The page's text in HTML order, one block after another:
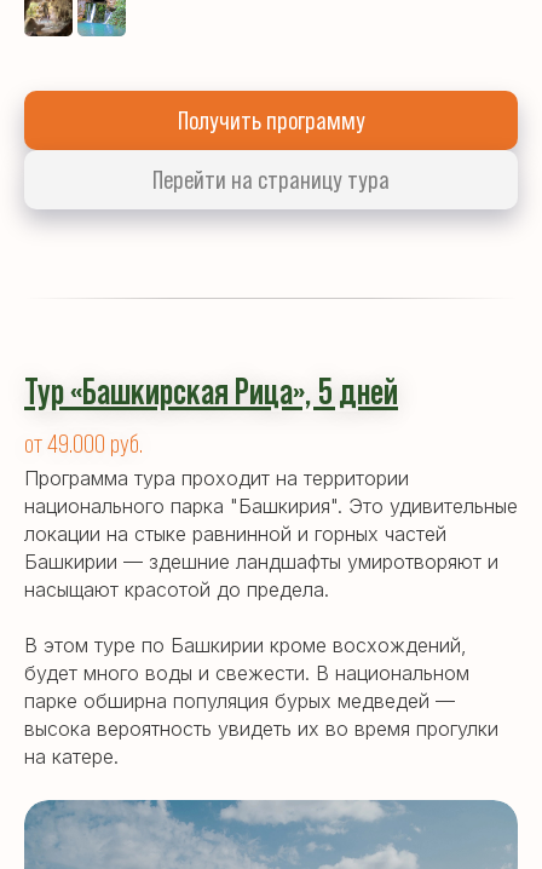
Получить программу
Перейти на страницу тура
Тур «Башкирская Рица», 5 дней
от 49.000 руб.
Программа тура проходит на территории
национального парка "Башкирия". Это удивительные
локации на стыке равнинной и горных частей
Башкирии — здешние ландшафты умиротворяют и
насыщают красотой до предела.
В этом туре по Башкирии кроме восхождений,
будет много воды и свежести. В национальном
парке обширна популяция бурых медведей —
высока вероятность увидеть их во время прогулки
на катере.